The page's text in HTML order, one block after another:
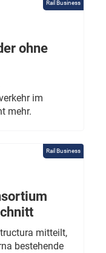
Rail Business
ohne
im
mehr.
Rail Business
mitteilt,
bestehende